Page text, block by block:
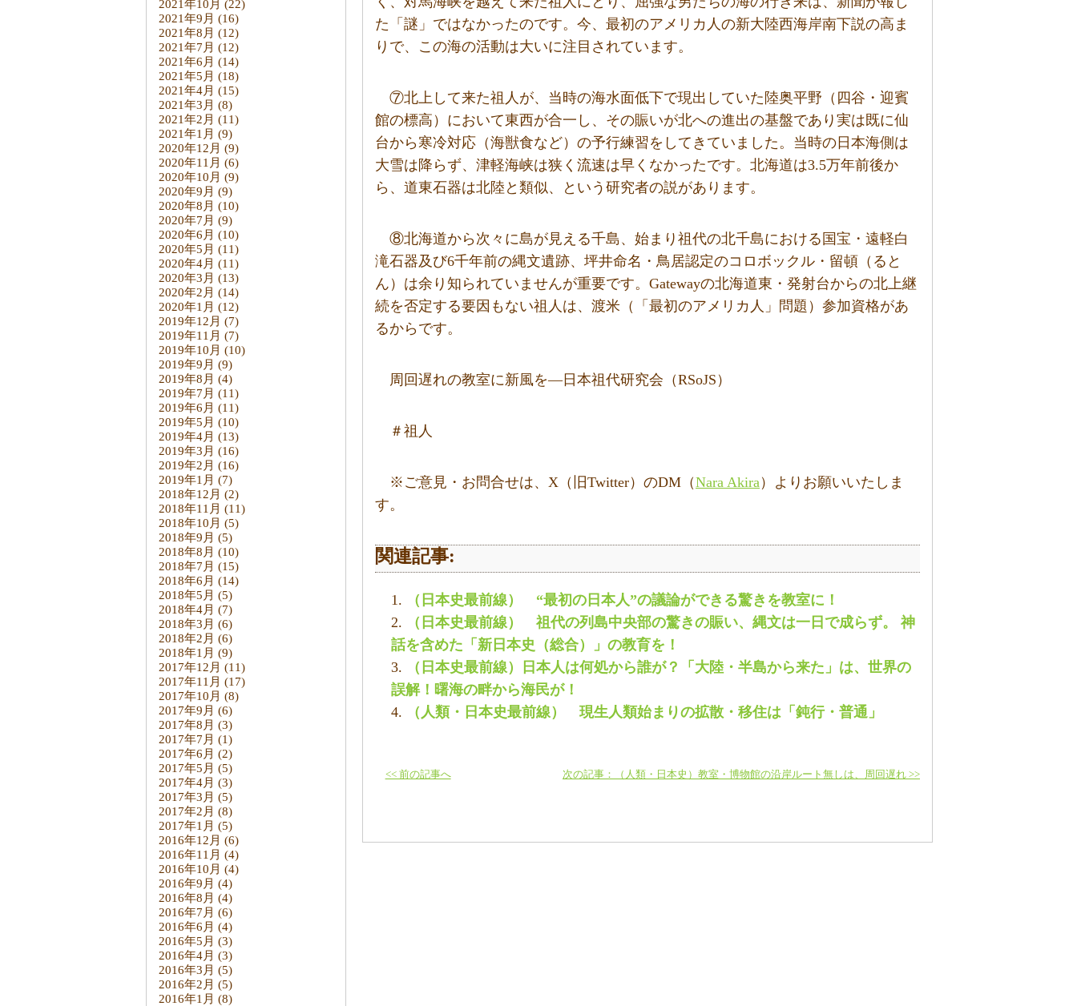
2021年10月 (22)
2021年9月 (16)
2021年8月 (12)
2021年7月 (12)
2021年6月 (14)
2021年5月 (18)
2021年4月 (15)
2021年3月 (8)
2021年2月 (11)
2021年1月 (9)
2020年12月 (9)
2020年11月 (6)
2020年10月 (9)
2020年9月 (9)
2020年8月 (10)
2020年7月 (9)
2020年6月 (10)
2020年5月 (11)
2020年4月 (11)
2020年3月 (13)
2020年2月 (14)
2020年1月 (12)
2019年12月 (7)
2019年11月 (7)
2019年10月 (10)
2019年9月 (9)
2019年8月 (4)
2019年7月 (11)
2019年6月 (11)
2019年5月 (10)
2019年4月 (13)
2019年3月 (16)
2019年2月 (16)
2019年1月 (7)
2018年12月 (2)
2018年11月 (11)
2018年10月 (5)
2018年9月 (5)
2018年8月 (10)
2018年7月 (15)
2018年6月 (14)
2018年5月 (5)
2018年4月 (7)
2018年3月 (6)
2018年2月 (6)
2018年1月 (9)
2017年12月 (11)
2017年11月 (17)
2017年10月 (8)
2017年9月 (6)
2017年8月 (3)
2017年7月 (1)
2017年6月 (2)
2017年5月 (5)
2017年4月 (3)
2017年3月 (5)
2017年2月 (8)
2017年1月 (5)
2016年12月 (6)
2016年11月 (4)
2016年10月 (4)
2016年9月 (4)
2016年8月 (4)
2016年7月 (6)
2016年6月 (4)
2016年5月 (3)
2016年4月 (3)
2016年3月 (5)
2016年2月 (5)
2016年1月 (8)
た「謎」ではなかったのです。今、最初のアメリカ人の新大陸西海岸南下説の高ま
りで、この海の活動は大いに注目されています。
⑦北上して来た祖人が、当時の海水面低下で現出していた陸奥平野（四谷・迎賓
館の標高）において東西が合一し、その賑いが北への進出の基盤であり実は既に仙
台から寒冷対応（海獣食など）の予行練習をしてきていました。当時の日本海側は
大雪は降らず、津軽海峡は狭く流速は早くなかったです。北海道は3.5万年前後か
ら、道東石器は北陸と類似、という研究者の説があります。
⑧北海道から次々に島が見える千島、始まり祖代の北千島における国宝・遠軽白
滝石器及び6千年前の縄文遺跡、坪井命名・鳥居認定のコロボックル・留頓（ると
ん）は余り知られていませんが重要です。Gatewayの北海道東・発射台からの北上継
続を否定する要因もない祖人は、渡米（「最初のアメリカ人」問題）参加資格があ
るからです。
周回遅れの教室に新風を―日本祖代研究会（RSoJS）
＃祖人
※ご意見・お問合せは、X（旧Twitter）のDM（Nara Akira）よりお願いいたしま
す。
関連記事:
（日本史最前線） “最初の日本人”の議論ができる驚きを教室に！
（日本史最前線） 祖代の列島中央部の驚きの賑い、縄文は一日で成らず。 神
話を含めた「新日本史（総合）」の教育を！
（日本史最前線）日本人は何処から誰が？「大陸・半島から来た」は、世界の
誤解！曙海の畔から海民が！
（人類・日本史最前線） 現生人類始まりの拡散・移住は「鈍行・普通」
次の記事：（人類・日本史）教室・博物館の沿岸ルート無しは、周回遅れ >>
<< 前の記事へ